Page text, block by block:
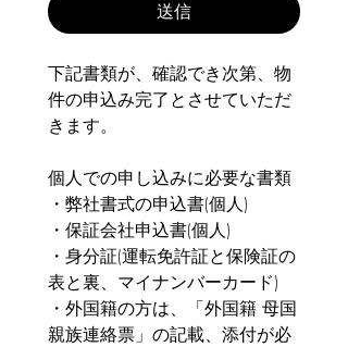
送信
下記書類が、確認でき次第、物
件の申込み完了とさせていただ
きます。
個人での申し込みに必要な書類
・弊社書式の申込書(個人)
・保証会社申込書(個人)
・身分証(運転免許証と保険証の
表と裏、マイナンバーカード)
・外国籍の方は、「外国籍 母国
親族連絡票」の記載、添付が必